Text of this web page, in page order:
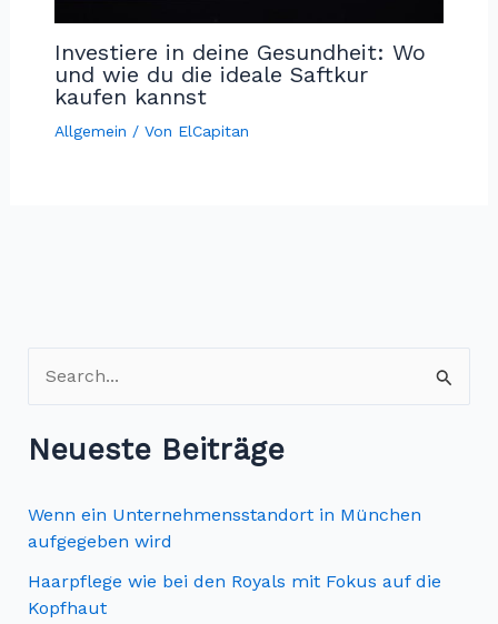
Investiere in deine Gesundheit: Wo
und wie du die ideale Saftkur
kaufen kannst
Allgemein / Von ElCapitan
u
c
e
n
n
a
Neueste Beiträge
Wenn ein Unternehmensstandort in München
aufgegeben wird
Haarpflege wie bei den Royals mit Fokus auf die
Kopfhaut